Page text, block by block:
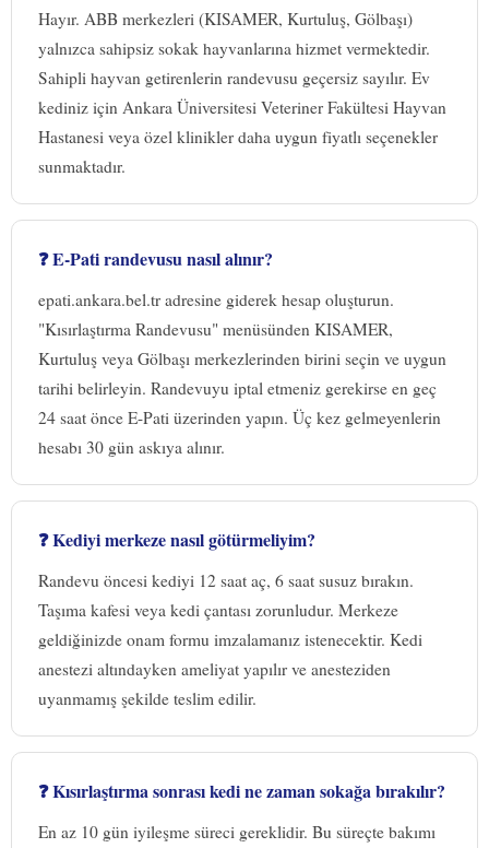
Hayır. ABB merkezleri (KISAMER, Kurtuluş, Gölbaşı)
yalnızca sahipsiz sokak hayvanlarına hizmet vermektedir.
Sahipli hayvan getirenlerin randevusu geçersiz sayılır. Ev
kediniz için Ankara Üniversitesi Veteriner Fakültesi Hayvan
Hastanesi veya özel klinikler daha uygun fiyatlı seçenekler
sunmaktadır.
❓ E-Pati randevusu nasıl alınır?
epati.ankara.bel.tr adresine giderek hesap oluşturun.
"Kısırlaştırma Randevusu" menüsünden KISAMER,
Kurtuluş veya Gölbaşı merkezlerinden birini seçin ve uygun
tarihi belirleyin. Randevuyu iptal etmeniz gerekirse en geç
24 saat önce E-Pati üzerinden yapın. Üç kez gelmeyenlerin
hesabı 30 gün askıya alınır.
❓ Kediyi merkeze nasıl götürmeliyim?
Randevu öncesi kediyi 12 saat aç, 6 saat susuz bırakın.
Taşıma kafesi veya kedi çantası zorunludur. Merkeze
geldiğinizde onam formu imzalamanız istenecektir. Kedi
anestezi altındayken ameliyat yapılır ve anesteziden
uyanmamış şekilde teslim edilir.
❓ Kısırlaştırma sonrası kedi ne zaman sokağa bırakılır?
En az 10 gün iyileşme süreci gereklidir. Bu süreçte bakımı